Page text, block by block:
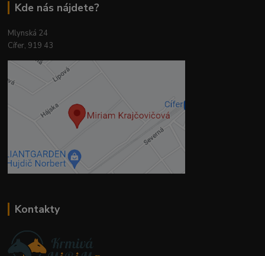
Kde nás nájdete?
Mlynská 24
Cífer, 919 43
Kontakty